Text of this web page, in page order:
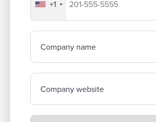
Your company's phone number
+1
Company name
Company website